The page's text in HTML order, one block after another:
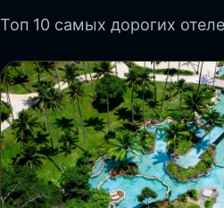
Топ 10 самых дорогих